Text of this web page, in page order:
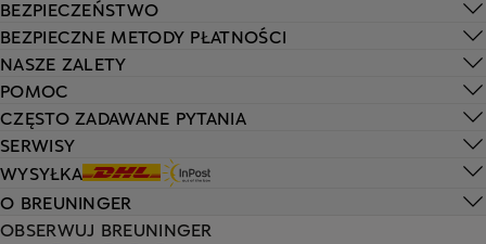
POMOC
CZĘSTO ZADAWANE PYTANIA
SERWISY
WYSYŁKA
BEZPIECZEŃSTWO
BEZPIECZNE METODY PŁATNOŚCI
NASZE ZALETY
O BREUNINGER
OBSERWUJ BREUNINGER